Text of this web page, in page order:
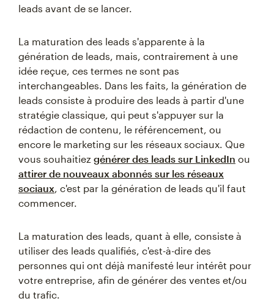
leads avant de se lancer.
La maturation des leads s'apparente à la
génération de leads, mais, contrairement à une
idée reçue, ces termes ne sont pas
interchangeables. Dans les faits, la génération de
leads consiste à produire des leads à partir d'une
stratégie classique, qui peut s'appuyer sur la
rédaction de contenu, le référencement, ou
encore le marketing sur les réseaux sociaux. Que
vous souhaitiez générer des leads sur LinkedIn ou
attirer de nouveaux abonnés sur les réseaux
sociaux, c'est par la génération de leads qu'il faut
commencer.
La maturation des leads, quant à elle, consiste à
utiliser des leads qualifiés, c'est-à-dire des
personnes qui ont déjà manifesté leur intérêt pour
votre entreprise, afin de générer des ventes et/ou
du trafic.